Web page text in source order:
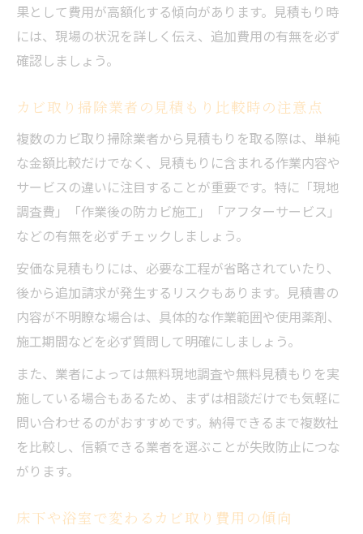
果として費用が高額化する傾向があります。見積もり時
には、現場の状況を詳しく伝え、追加費用の有無を必ず
確認しましょう。
カビ取り掃除業者の見積もり比較時の注意点
複数のカビ取り掃除業者から見積もりを取る際は、単純
な金額比較だけでなく、見積もりに含まれる作業内容や
サービスの違いに注目することが重要です。特に「現地
調査費」「作業後の防カビ施工」「アフターサービス」
などの有無を必ずチェックしましょう。
安価な見積もりには、必要な工程が省略されていたり、
後から追加請求が発生するリスクもあります。見積書の
内容が不明瞭な場合は、具体的な作業範囲や使用薬剤、
施工期間などを必ず質問して明確にしましょう。
また、業者によっては無料現地調査や無料見積もりを実
施している場合もあるため、まずは相談だけでも気軽に
問い合わせるのがおすすめです。納得できるまで複数社
を比較し、信頼できる業者を選ぶことが失敗防止につな
がります。
床下や浴室で変わるカビ取り費用の傾向